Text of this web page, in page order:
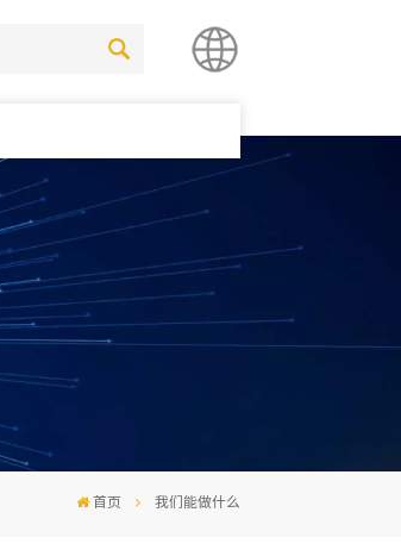
简体中文
English
首页 我们能做什么